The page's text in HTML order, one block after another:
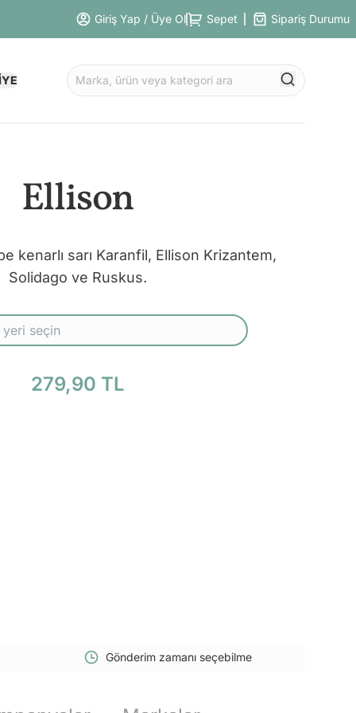
Giriş Yap / Üye Ol Sepet Sipariş Durumu
Ellison
kenarlı sarı Karanfil, Ellison Krizantem,
Solidago ve Ruskus.
279,90 TL
Gönderim zamanı seçebilme